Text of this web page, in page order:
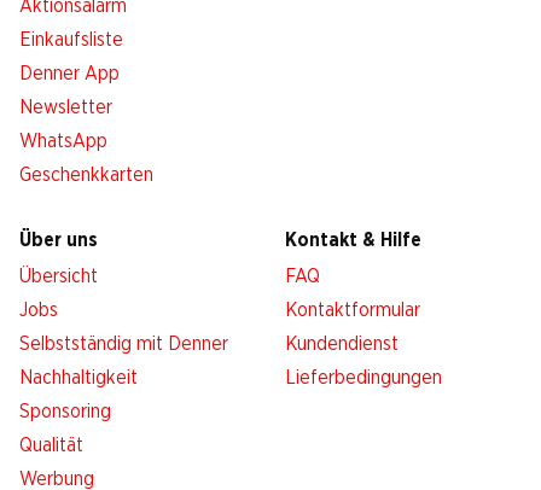
Aktionsalarm
Einkaufsliste
Denner App
Newsletter
WhatsApp
Geschenkkarten
Über uns
Übersicht
Jobs
Selbstständig mit Denner
Nachhaltigkeit
Sponsoring
Qualität
Werbung
Kontakt & Hilfe
FAQ
Kontaktformular
Kundendienst
Lieferbedingungen